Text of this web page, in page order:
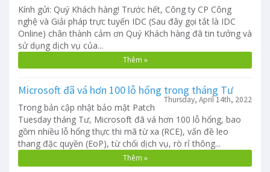
Kính gửi: Quý Khách hàng! Trước hết, Công ty CP Công
nghệ và Giải pháp trực tuyến IDC (Sau đây gọi tắt là IDC
Online) chân thành cảm ơn Quý Khách hàng đã tin tưởng và
sử dụng dịch vụ của...
Thêm »
Microsoft đã vá hơn 100 lỗ hổng trong tháng Tư
Thursday, April 14th, 2022
Trong bản cập nhật bảo mật Patch
Tuesday tháng Tư, Microsoft đã vá hơn 100 lỗ hổng, bao
gồm nhiều lỗ hổng thực thi mã từ xa (RCE), vấn đề leo
thang đặc quyền (EoP), từ chối dịch vụ, rò rỉ thông...
Thêm »